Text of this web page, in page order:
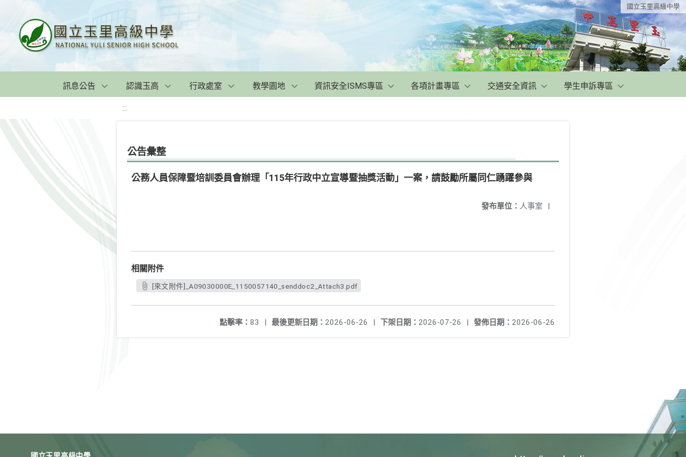
國立玉里高級中學
訊息公告 認識玉高 行政處室 教學園地 資訊安全ISMS專區 各項計畫專區 交通安全資訊 學生申訴專區
:::
公告彙整
公務人員保障暨培訓委員會辦理「115年行政中立宣導暨抽獎活動」一案，請鼓勵所屬同仁踴躍參與
發布單位： 人事室 |
相關附件
[來文附件]_A09030000E_1150057140_senddoc2_Attach3.pdf
發佈日期： 2026-06-26
下架日期： 2026-07-26 |
最後更新日期： 2026-06-26 |
點擊率： 83 |